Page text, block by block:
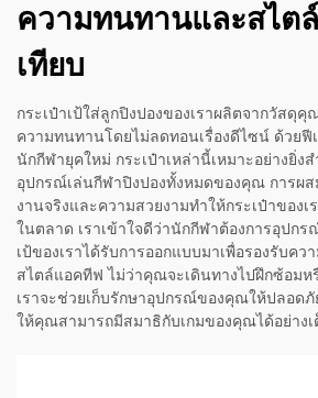
ความทนทานและสไต
เทียบ
กระเป๋าเป้ใส่ลูกปิงปองของเราผลิตจากวัสดุ
ความทนทานโดยไม่ลดทอนเรื่องดีไซน์ ด้วยฟี
นักกีฬายุคใหม่ กระเป๋าเหล่านี้เหมาะอย่างยิ่ง
อุปกรณ์เล่นกีฬาปิงปองทั้งหมดของคุณ การผส
งานจริงและความสวยงามทำให้กระเป๋าของเ
ในตลาด เราเข้าใจดีว่านักกีฬาต้องการอุปกร
เป้ของเราได้รับการออกแบบมาเพื่อรองรับคว
สไตล์แอคทีฟ ไม่ว่าคุณจะเดินทางไปฝึกซ้อมห
เราจะช่วยเก็บรักษาอุปกรณ์ของคุณให้ปลอดภั
ให้คุณสามารถมีสมาธิกับเกมของคุณได้อย่าง